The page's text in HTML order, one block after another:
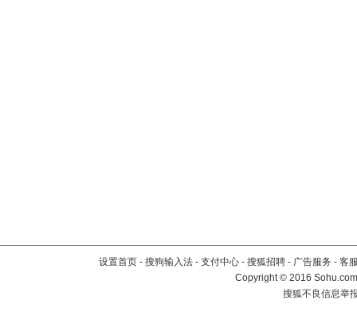
设置首页 - 搜狗输入法 - 支付中心 - 搜狐招聘 - 广告服务 - 客
Copyright©2016
搜狐不良信息举